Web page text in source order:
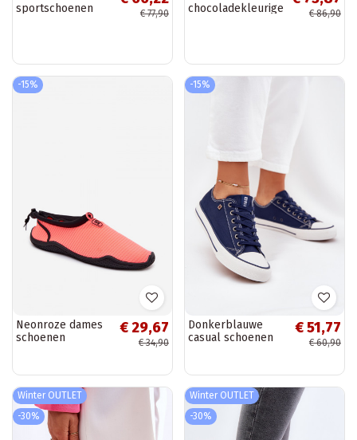
sportschoenen
€ 77,90
chocoladekleurige
€ 86,90
-15%
Neonroze dames
schoenen
€ 29,67
€ 34,90
-15%
Donkerblauwe
casual schoenen
€ 51,77
€ 60,90
Winter OUTLET
-30%
Winter OUTLET
-30%